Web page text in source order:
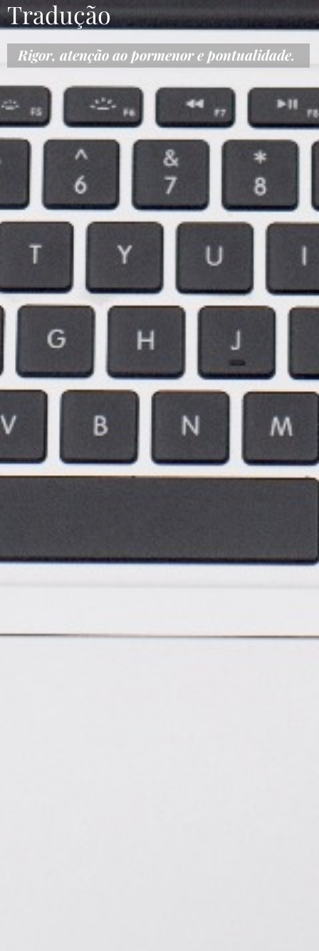
Tradução
Rigor, atenção ao pormenor e pontualidade.